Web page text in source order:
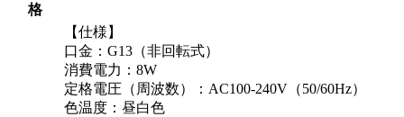
格
【仕様】
口金：G13（非回転式）
消費電力：8W
定格電圧（周波数）：AC100-240V（50/60Hz）
色温度：昼白色